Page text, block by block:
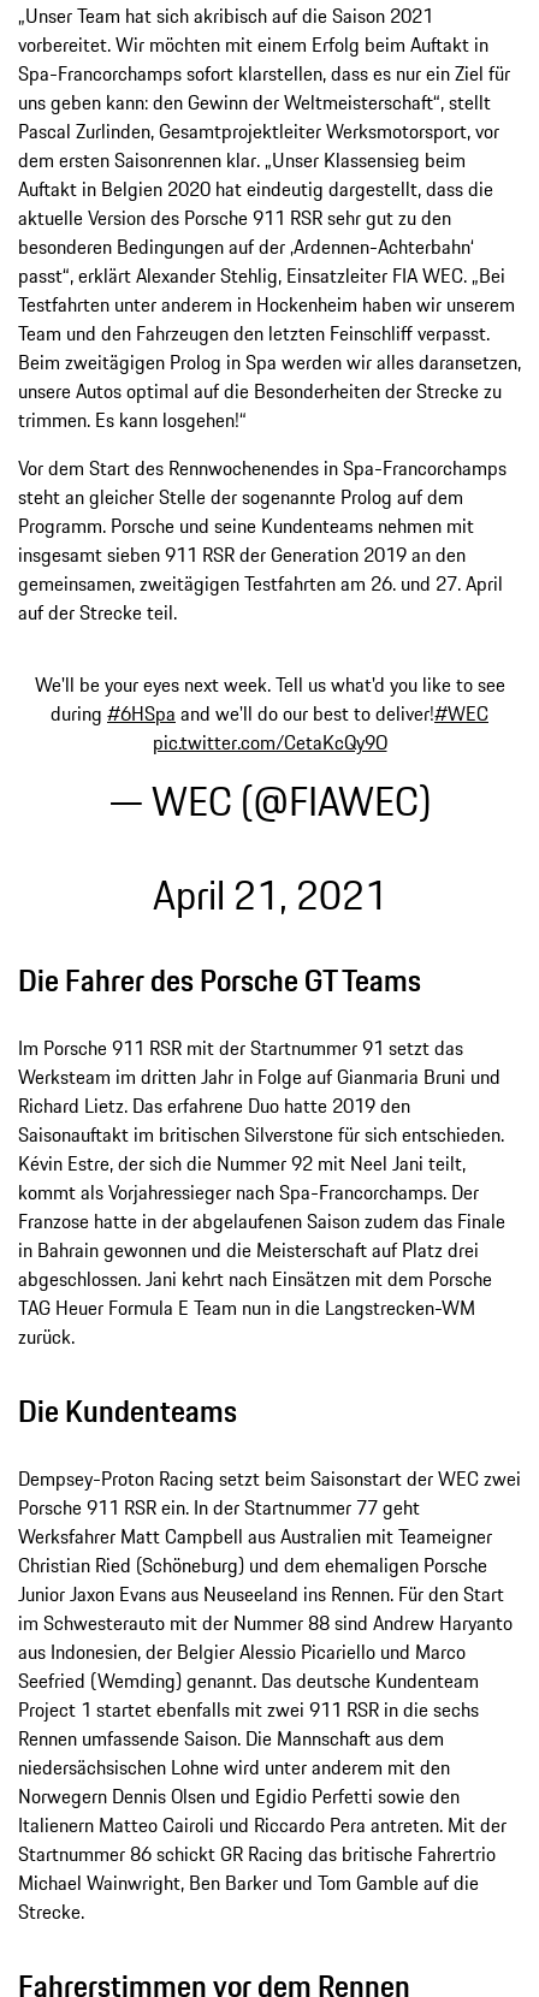
„Unser Team hat sich akribisch auf die Saison 2021
vorbereitet. Wir möchten mit einem Erfolg beim Auftakt in
Spa-Francorchamps sofort klarstellen, dass es nur ein Ziel für
uns geben kann: den Gewinn der Weltmeisterschaft“, stellt
Pascal Zurlinden, Gesamtprojektleiter Werksmotorsport, vor
dem ersten Saisonrennen klar. „Unser Klassensieg beim
Auftakt in Belgien 2020 hat eindeutig dargestellt, dass die
aktuelle Version des Porsche 911 RSR sehr gut zu den
besonderen Bedingungen auf der ‚Ardennen-Achterbahn‘
passt“, erklärt Alexander Stehlig, Einsatzleiter FIA WEC. „Bei
Testfahrten unter anderem in Hockenheim haben wir unserem
Team und den Fahrzeugen den letzten Feinschliff verpasst.
Beim zweitägigen Prolog in Spa werden wir alles daransetzen,
unsere Autos optimal auf die Besonderheiten der Strecke zu
trimmen. Es kann losgehen!“
Vor dem Start des Rennwochenendes in Spa-Francorchamps
steht an gleicher Stelle der sogenannte Prolog auf dem
Programm. Porsche und seine Kundenteams nehmen mit
insgesamt sieben 911 RSR der Generation 2019 an den
gemeinsamen, zweitägigen Testfahrten am 26. und 27. April
auf der Strecke teil.
We'll be your eyes next week. Tell us what'd you like to see
during #6HSpa and we'll do our best to deliver!#WEC
pic.twitter.com/CetaKcQy9O
— WEC (@FIAWEC)
April 21, 2021
Die Fahrer des Porsche GT Teams
Im Porsche 911 RSR mit der Startnummer 91 setzt das
Werksteam im dritten Jahr in Folge auf Gianmaria Bruni und
Richard Lietz. Das erfahrene Duo hatte 2019 den
Saisonauftakt im britischen Silverstone für sich entschieden.
Kévin Estre, der sich die Nummer 92 mit Neel Jani teilt,
kommt als Vorjahressieger nach Spa-Francorchamps. Der
Franzose hatte in der abgelaufenen Saison zudem das Finale
in Bahrain gewonnen und die Meisterschaft auf Platz drei
abgeschlossen. Jani kehrt nach Einsätzen mit dem Porsche
TAG Heuer Formula E Team nun in die Langstrecken-WM
zurück.
Die Kundenteams
Dempsey-Proton Racing setzt beim Saisonstart der WEC zwei
Porsche 911 RSR ein. In der Startnummer 77 geht
Werksfahrer Matt Campbell aus Australien mit Teameigner
Christian Ried (Schöneburg) und dem ehemaligen Porsche
Junior Jaxon Evans aus Neuseeland ins Rennen. Für den Start
im Schwesterauto mit der Nummer 88 sind Andrew Haryanto
aus Indonesien, der Belgier Alessio Picariello und Marco
Seefried (Wemding) genannt. Das deutsche Kundenteam
Project 1 startet ebenfalls mit zwei 911 RSR in die sechs
Rennen umfassende Saison. Die Mannschaft aus dem
niedersächsischen Lohne wird unter anderem mit den
Norwegern Dennis Olsen und Egidio Perfetti sowie den
Italienern Matteo Cairoli und Riccardo Pera antreten. Mit der
Startnummer 86 schickt GR Racing das britische Fahrertrio
Michael Wainwright, Ben Barker und Tom Gamble auf die
Strecke.
Fahrerstimmen vor dem Rennen